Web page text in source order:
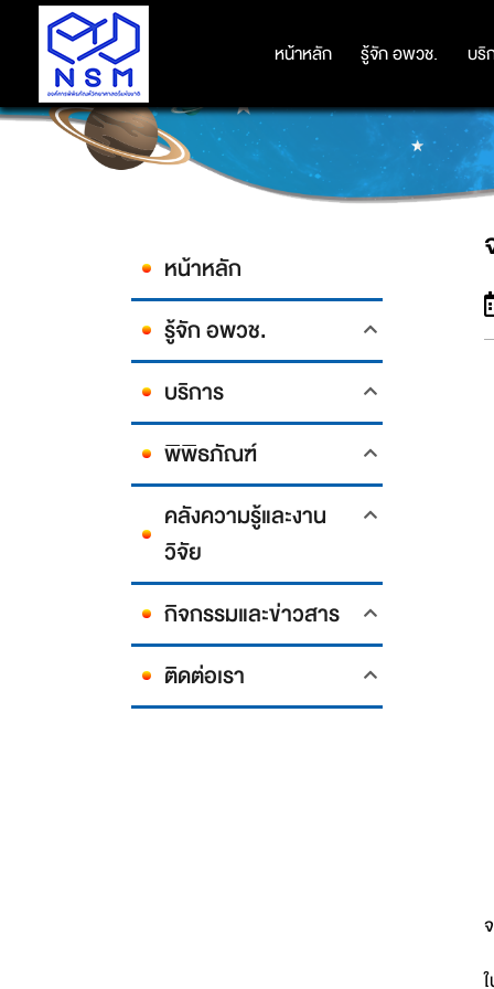
หน้าหลัก รู้จัก อพวช. บริ
หน้าหลัก รู้จัก อพวช. บริ
หน้าหลัก
รู้จัก อพวช.
บริการ
พิพิธภัณฑ์
คลังความรู้และงาน
วิจัย
กิจกรรมและข่าวสาร
ติดต่อเรา